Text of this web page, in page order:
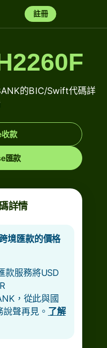
註冊
的BIC/Swift代碼詳
款
匯款
詳情
境匯款的價格
款服務將USD
，從此與國
聲再見。 了解